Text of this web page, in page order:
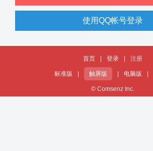
使用QQ帐号登录
首页 登录 注册
标准版 触屏版 电脑版
© Comsenz Inc.